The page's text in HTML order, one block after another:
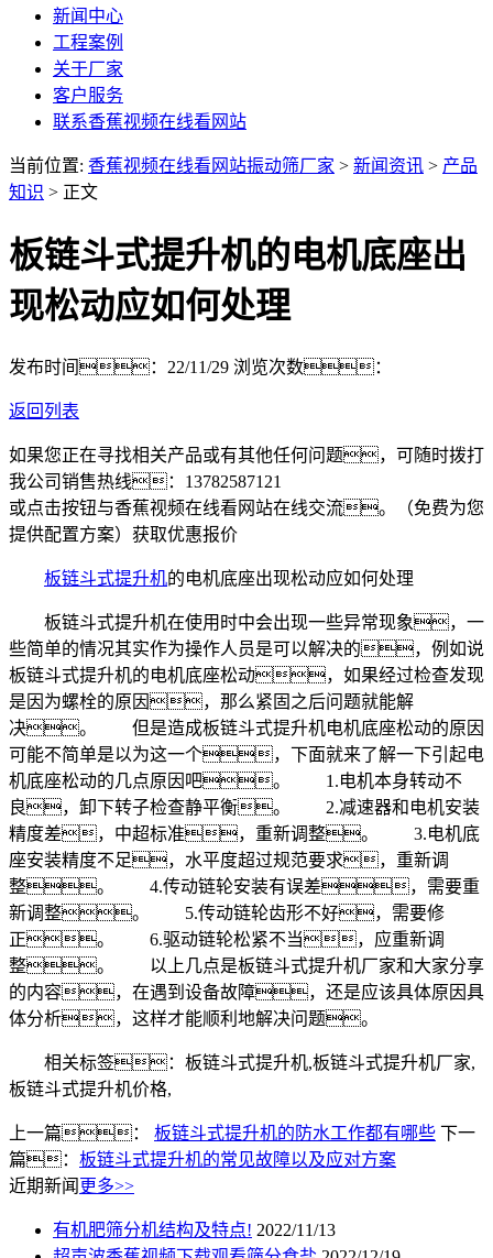
新闻中心
工程案例
关于厂家
客户服务
联系香蕉视频在线看网站
当前位置: 香蕉视频在线看网站振动筛厂家 > 新闻资讯 > 产品
知识 > 正文
板链斗式提升机的电机底座出
现松动应如何处理
发布时间：22/11/29 浏览次数：
返回列表
如果您正在寻找相关产品或有其他任何问题，可随时拨打
我公司销售热线： 13782587121
或点击按钮与香蕉视频在线看网站在线交流。（免费为您
提供配置方案） 获取优惠报价
板链斗式提升机的电机底座出现松动应如何处理
板链斗式提升机在使用时中会出现一些异常现象，一
些简单的情况其实作为操作人员是可以解决的，例如说
板链斗式提升机的电机底座松动，如果经过检查发现
是因为螺栓的原因，那么紧固之后问题就能解
决。 但是造成板链斗式提升机电机底座松动的原因
可能不简单是以为这一个，下面就来了解一下引起电
机底座松动的几点原因吧。 1.电机本身转动不
良，卸下转子检查静平衡。 2.减速器和电机安装
精度差，中超标准，重新调整。 3.电机底
座安装精度不足，水平度超过规范要求，重新调
整。 4.传动链轮安装有误差，需要重
新调整。 5.传动链轮齿形不好，需要修
正。 6.驱动链轮松紧不当，应重新调
整。 以上几点是板链斗式提升机厂家和大家分享
的内容，在遇到设备故障，还是应该具体原因具
体分析，这样才能顺利地解决问题。
相关标签：板链斗式提升机,板链斗式提升机厂家,
板链斗式提升机价格,
上一篇： 板链斗式提升机的防水工作都有哪些 下一
篇： 板链斗式提升机的常见故障以及应对方案
近期新闻 更多>>
有机肥筛分机结构及特点! 2022/11/13